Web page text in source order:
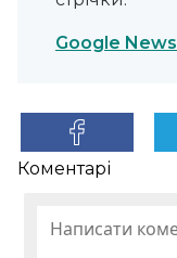
Google News
Коментарі